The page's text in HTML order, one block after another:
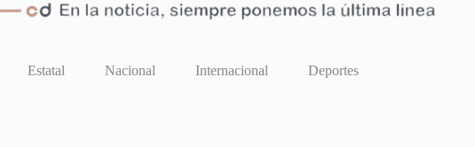
Estatal Nacional Internacional Deportes